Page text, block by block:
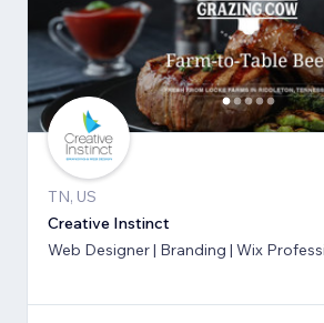
TN, US
Creative Instinct
Web Designer | Branding | Wix